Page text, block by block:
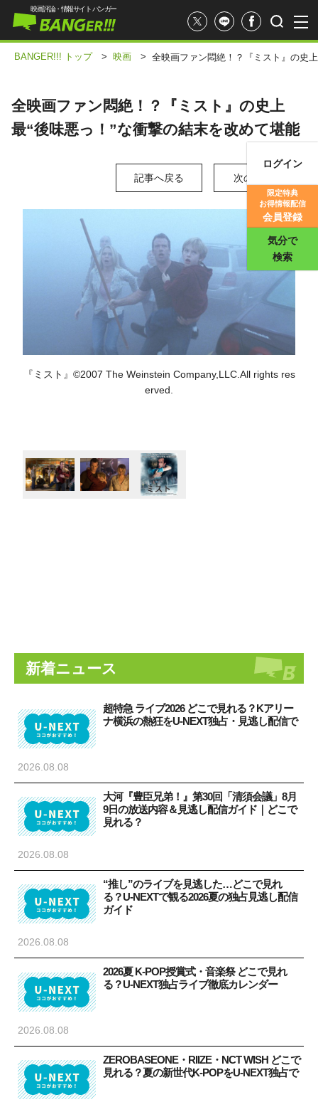
映画記事
映画評価
映画評論・情報サイト バンガー
ログイン
限定特典
お得情報配信
会員登録
気分で
検索
BANGER!!! トップ > 映画 > 全映画ファン悶絶！？『ミスト』の史
全映画ファン悶絶！？『ミスト』の史上
最“後味悪っ！”な衝撃の結末を改めて堪能
記事へ戻る 次の写真 >
『ミスト』©2007 The Weinstein Company,LLC.All rights res
erved.
新着ニュース
超特急 ライブ2026 どこで見れる？Kアリー
ナ横浜の熱狂をU-NEXT独占・見逃し配信で
2026.08.08
大河『豊臣兄弟！』第30回「清須会議」8月
9日の放送内容＆見逃し配信ガイド｜どこで
見れる？
2026.08.08
“推し”のライブを見逃した…どこで見れ
る？U-NEXTで観る2026夏の独占見逃し配信
ガイド
2026.08.08
2026夏 K-POP授賞式・音楽祭 どこで見れ
る？U-NEXT独占ライブ徹底カレンダー
2026.08.08
ZEROBASEONE・RIIZE・NCT WISH どこで
見れる？夏の新世代K-POPをU-NEXT独占で